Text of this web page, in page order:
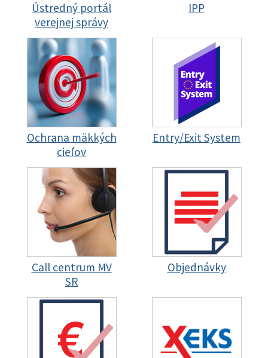
Ústredný portál
verejnej správy
IPP
Ochrana mäkkých
cieľov
Entry/Exit System
Call centrum MV
SR
Objednávky